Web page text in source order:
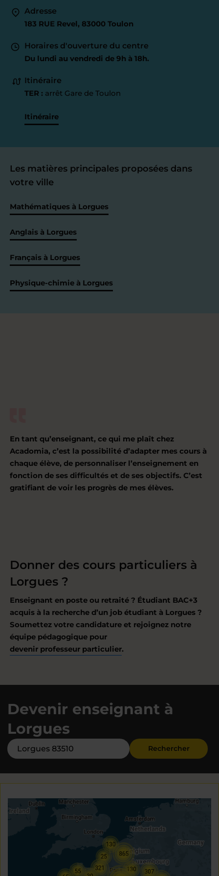
Adresse
183 RUE Revel, 83000 Toulon
Horaires d'ouverture du centre
Du lundi au vendredi de 9h à 18h.
Itinéraire
TER : arrêt Gare de Toulon
Itinéraire
Les matières principales proposées dans
votre ville
Mathématiques à Lorgues
Anglais à Lorgues
Français à Lorgues
Physique-chimie à Lorgues
En tant qu’enseignant, ce qui me plaît chez
Acadomia, c’est la possibilité d’adapter mes cours à
chaque élève, de personnaliser l’enseignement en
fonction de ses difficultés et de ses objectifs. C’est
gratifiant de voir les progrès de mes élèves.
Donner des cours particuliers à
Lorgues ?
Enseignant en poste ou retraité ? Étudiant BAC+3
acquis à la recherche d’un job étudiant à Lorgues ?
Soumettez votre candidature et rejoignez notre
équipe pédagogique pour
devenir professeur particulier.
Devenir enseignant à
Lorgues
Rechercher